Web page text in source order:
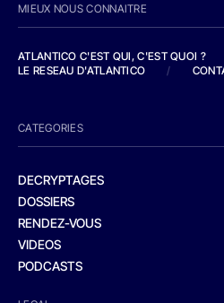
MIEUX NOUS CONNAITRE
ATLANTICO C'EST QUI, C'EST QUOI ?
LE RESEAU D'ATLANTICO
/
CATEGORIES
DECRYPTAGES
DOSSIERS
RENDEZ-VOUS
VIDEOS
PODCASTS